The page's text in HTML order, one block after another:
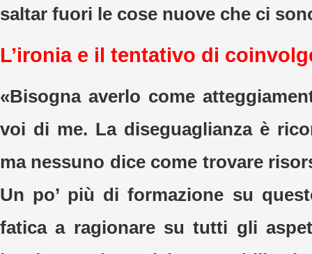
saltar fuori le cose nuove che ci
L’ironia e il tentativo di
«Bisogna averlo come
voi di me. La diseguaglianza è
ma nessuno dice come trovare
Un po’ più di formazione su
fatica a ragionare su tutti gli